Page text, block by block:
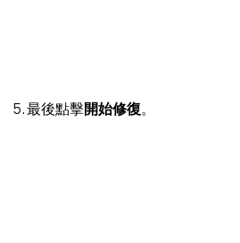
5. 最後點擊開始修復。